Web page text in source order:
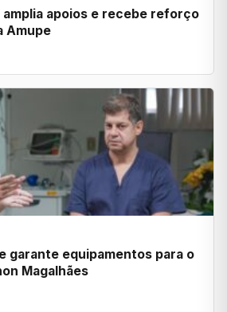
apoios e recebe reforço
Amupe
garante equipamentos para o
Magalhães